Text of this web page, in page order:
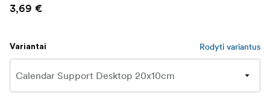
3,69 €
Variantai Rodyti variantus